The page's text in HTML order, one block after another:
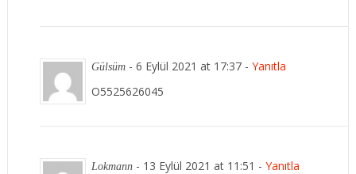
Gülsüm- 6 Eylül 2021 at 17:37 - Yanıtla
O5525626045
Lokmann- 13 Eylül 2021 at 11:51 - Yanıtla